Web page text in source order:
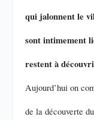
qui jalonnent le
sont intimement
restent à
Aujourd’hui on
de la découverte